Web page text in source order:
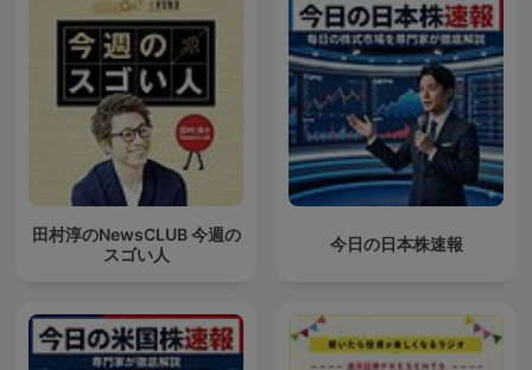
田村淳のNewsCLUB 今週の
スゴい人
今日の日本株速報